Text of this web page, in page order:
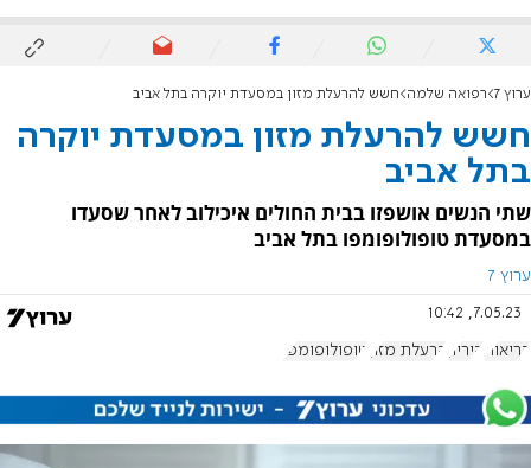
ערוץ 7 רפואה שלמה חשש להרעלת מזון במסעדת יוקרה בתל אביב
חשש להרעלת מזון במסעדת יוקרה
בתל אביב
שתי הנשים אושפזו בבית החולים איכילוב לאחר שסעדו
במסעדת טופולופומפו בתל אביב
ערוץ 7
7.05.23, 10:42
בריאות היריון הרעלת מזון טופולופומפו